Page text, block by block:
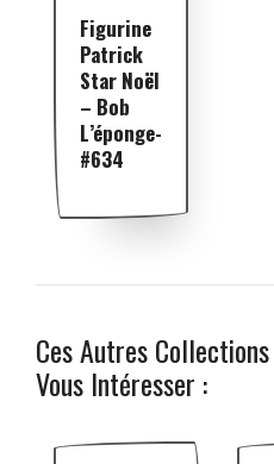
Figurine
Patrick
Star Noël
– Bob
L’éponge-
#634
Ces Autres
Vous Intéresser :